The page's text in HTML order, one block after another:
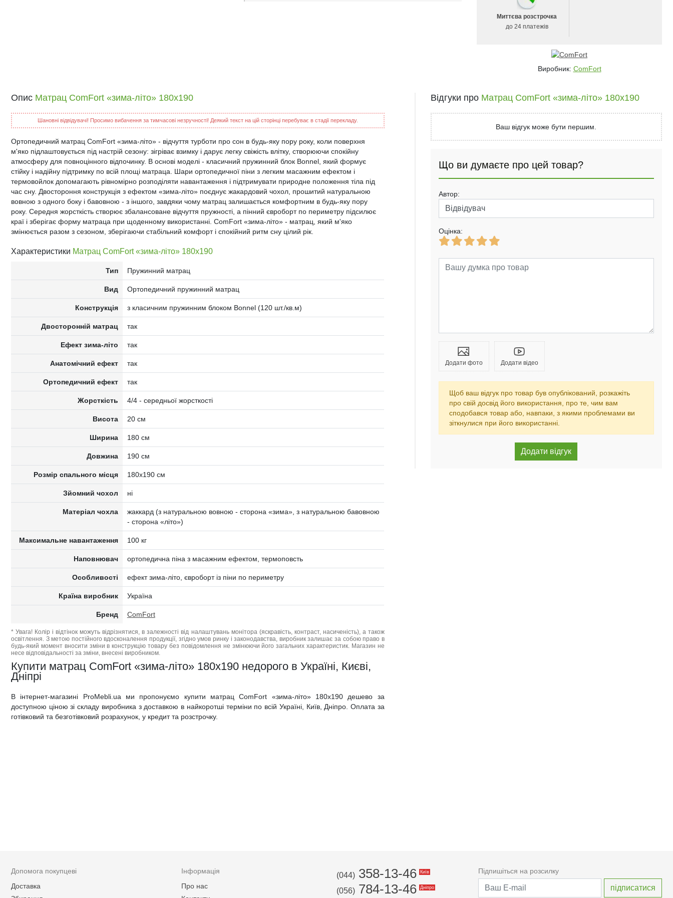
Миттєва розстрочка
до 24 платежів
Виробник: ComFort
Опис Матрац ComFort «зима-літо» 180x190
Шановні відвідувачі! Просимо вибачення за тимчасові незручності! Деякий текст на цій сторінці перебуває в стадії перекладу.
Ортопедичний матрац ComFort «зима-літо» - відчуття турботи про сон в будь-яку пору року, коли поверхня
м'яко підлаштовується під настрій сезону: зігріває взимку і дарує легку свіжість влітку, створюючи спокійну
атмосферу для повноцінного відпочинку. В основі моделі - класичний пружинний блок Bonnel, який формує
стійку і надійну підтримку по всій площі матраца. Шари ортопедичної піни з легким масажним ефектом і
термовойлок допомагають рівномірно розподіляти навантаження і підтримувати природне положення тіла під
час сну. Двостороння конструкція з ефектом «зима-літо» поєднує жакардовий чохол, прошитий натуральною
вовною з одного боку і бавовною - з іншого, завдяки чому матрац залишається комфортним в будь-яку пору
року. Середня жорсткість створює збалансоване відчуття пружності, а пінний євроборт по периметру підсилює
краї і зберігає форму матраца при щоденному використанні. ComFort «зима-літо» - матрац, який м'яко
змінюється разом з сезоном, зберігаючи стабільний комфорт і спокійний ритм сну цілий рік.
Характеристики Матрац ComFort «зима-літо» 180x190
Тип Пружинний матрац
Вид Ортопедичний пружинний матрац
Конструкція з класичним пружинним блоком Bonnel (120 шт./кв.м)
Двосторонній матрац так
Ефект зима-літо так
Анатомічний ефект так
Ортопедичний ефект так
Жорсткість 4/4 - середньої жорсткості
Висота 20 см
Ширина 180 см
Довжина 190 см
Розмір спального місця 180x190 см
Зйомний чохол ні
Матеріал чохла
жаккард (з натуральною вовною - сторона «зима», з натуральною бавовною
- сторона «літо»)
Максимальне навантаження 100 кг
Наповнювач ортопедична піна з масажним ефектом, термоповсть
Особливості ефект зима-літо, євроборт із піни по периметру
Країна виробник Україна
Бренд ComFort
* Увага! Колір і відтінок можуть відрізнятися, в залежності від налаштувань монітора (яскравість, контраст, насиченість), а також
освітлення. З метою постійного вдосконалення продукції, згідно умов ринку і законодавства, виробник залишає за собою право в
будь-який момент вносити зміни в конструкцію товару без повідомлення не змінюючи його загальних характеристик. Магазин не
несе відповідальності за зміни, внесені виробником.
Купити матрац ComFort «зима-літо» 180x190 недорого в Україні, Києві,
Дніпрі
В інтернет-магазині ProMebli.ua ми пропонуємо купити матрац ComFort «зима-літо» 180x190 дешево за
доступною ціною зі складу виробника з доставкою в найкоротші терміни по всій Україні, Київ, Дніпро. Оплата за
готівковий та безготівковий розрахунок, у кредит та розстрочку.
Відгуки про Матрац ComFort «зима-літо» 180x190
Ваш відгук може бути першим.
Що ви думаєте про цей товар?
Автор:
Оцінка:
Додати фото Додати відео
Щоб ваш відгук про товар був опублікований, розкажіть
про свій досвід його використання, про те, чим вам
сподобався товар або, навпаки, з якими проблемами ви
зіткнулися при його використанні.
Допомога покупцеві
Доставка
Інформація
Про нас
(044) 358-13-46 Київ
(056) 784-13-46 Дніпро
Підпишіться на розсилку